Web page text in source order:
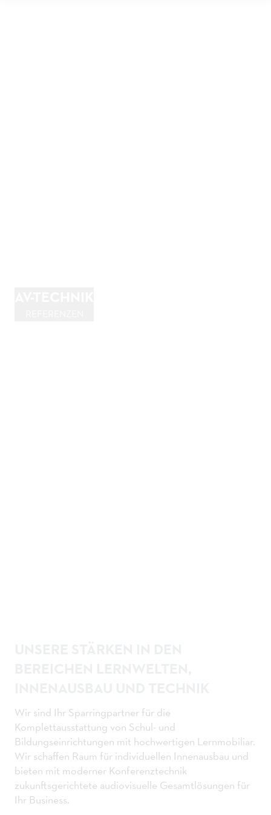
Wir sind Ihr Sparringpartner für die
Komplettausstattung von Schul- und
Bildungseinrichtungen mit hochwertigen Lernmobiliar.
Wir schaffen Raum für individuellen Innenausbau und
bieten mit moderner Konferenztechnik
zukunftsgerichtete audiovisuelle Gesamtlösungen für
Ihr Business.